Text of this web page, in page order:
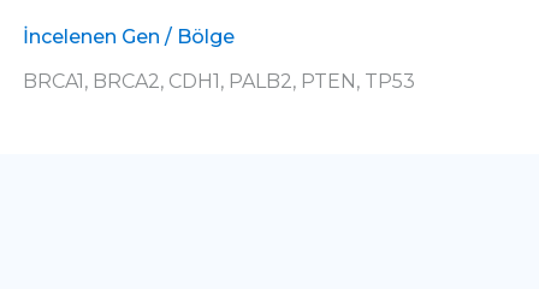
İncelenen Gen / Bölge
BRCA1, BRCA2, CDH1, PALB2, PTEN, TP53